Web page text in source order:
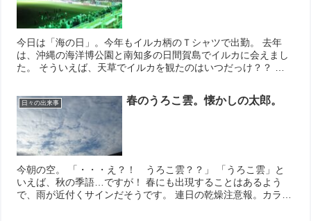
今日は「海の日」。今年もイルカ柄のＴシャツで出勤。 去年
は、沖縄の海洋博公園と南知多の日間賀島でイルカに会えまし
た。 そういえば、天草でイルカを観たのはいつだっけ？？ 記
日々の出来事 春のうろこ雲。懐かしの太郎。
今朝の空。 「・・・え？！ うろこ雲？？」 「うろこ雲」と
いえば、秋の季語…ですが！ 春にも出現することはあるよう
で、雨が近付くサインだそうです。 連日の乾燥注意報。カラカ